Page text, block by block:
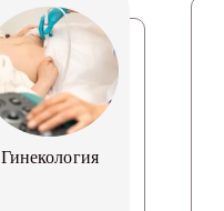
Гинекология